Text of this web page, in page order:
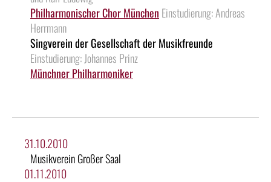
Philharmonischer Chor München Einstudierung: Andreas
Herrmann
Singverein der Gesellschaft der Musikfreunde
Einstudierung: Johannes Prinz
Münchner Philharmoniker
31.10.2010
Musikverein Großer Saal
01.11.2010